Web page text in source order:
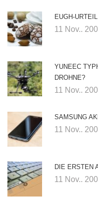
EUGH-
11 Nov..
YUNEEC
DROHNE?
11 Nov..
SAMSUNG
11 Nov..
DIE ERSTEN
11 Nov..